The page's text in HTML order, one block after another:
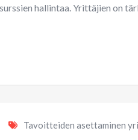
hallintaa. Yrittäjien on
Tavoitteiden asettaminen